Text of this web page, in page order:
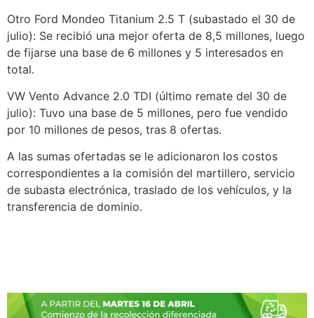
Otro Ford Mondeo Titanium 2.5 T (subastado el 30 de
julio): Se recibió una mejor oferta de 8,5 millones, luego
de fijarse una base de 6 millones y 5 interesados en
total.
VW Vento Advance 2.0 TDI (último remate del 30 de
julio): Tuvo una base de 5 millones, pero fue vendido
por 10 millones de pesos, tras 8 ofertas.
A las sumas ofertadas se le adicionaron los costos
correspondientes a la comisión del martillero, servicio
de subasta electrónica, traslado de los vehículos, y la
transferencia de dominio.